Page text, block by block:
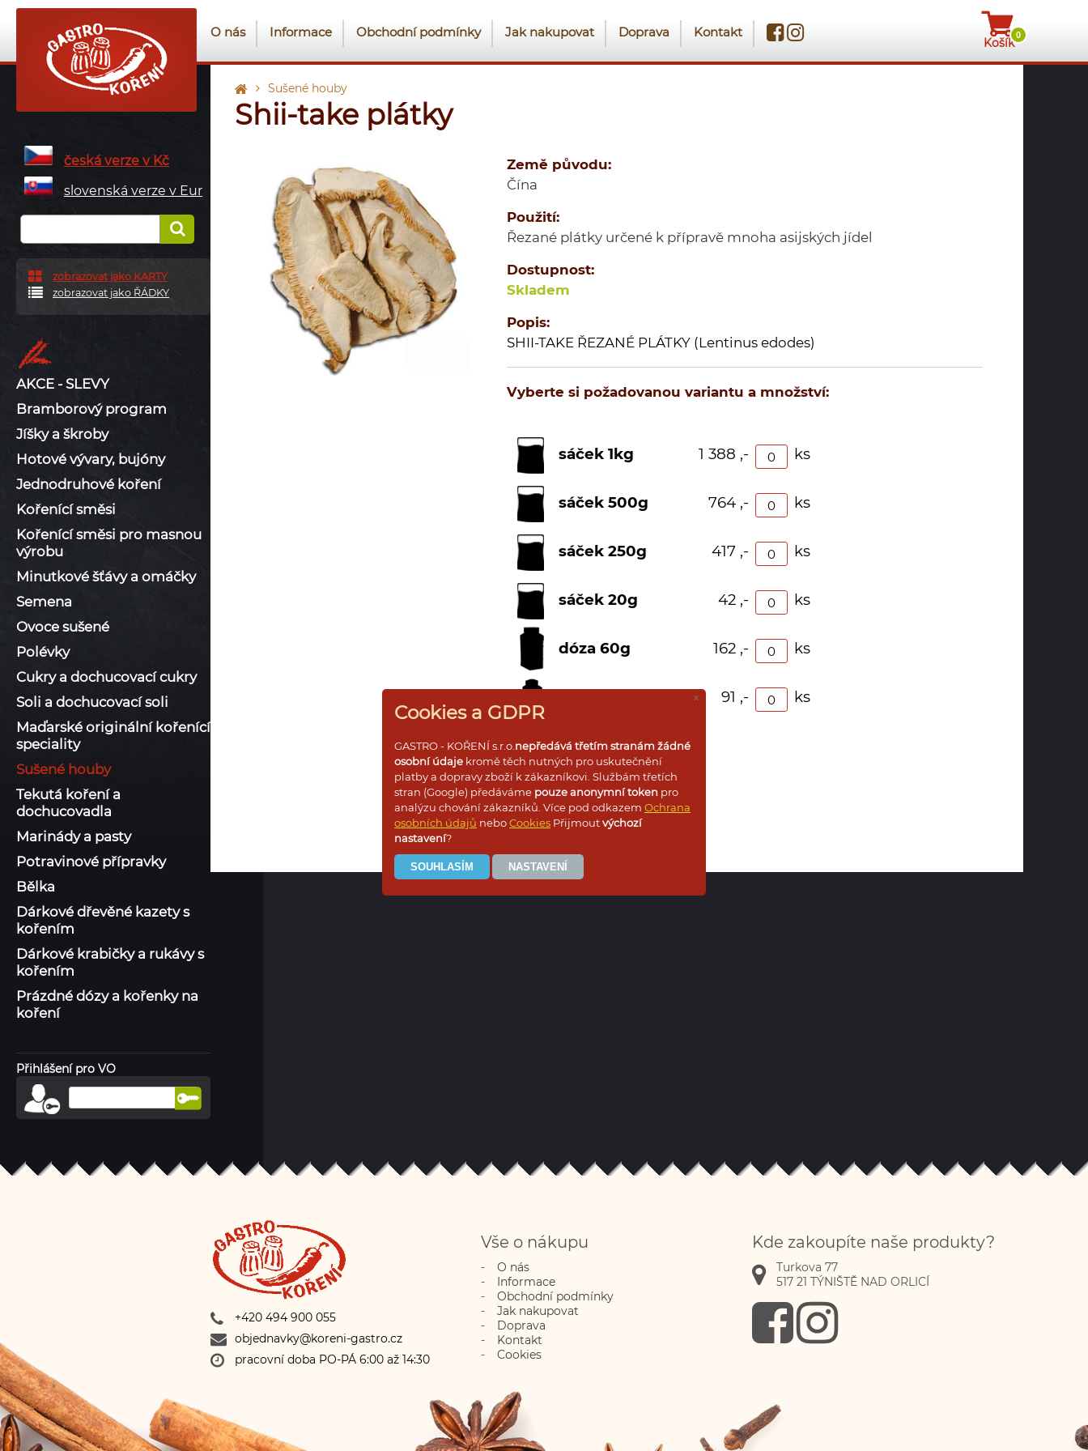
0
Košík
O nás Informace Obchodní podmínky Jak nakupovat Doprava Kontakt
česká verze v Kč
slovenská verze v Eur
zobrazovat jako KARTY
zobrazovat jako ŘÁDKY
AKCE - SLEVY
Bramborový program
Jíšky a škroby
Hotové vývary, bujóny
Jednodruhové koření
Kořenící směsi
Kořenící směsi pro masnou
výrobu
Minutkové šťávy a omáčky
Semena
Ovoce sušené
Polévky
Cukry a dochucovací cukry
Soli a dochucovací soli
Maďarské originální kořenící
speciality
Sušené houby
Tekutá koření a
dochucovadla
Marinády a pasty
Potravinové přípravky
Bělka
Dárkové dřevěné kazety s
kořením
Dárkové krabičky a rukávy s
kořením
Prázdné dózy a kořenky na
koření
Přihlášení pro VO
Sušené houby
Shii-take plátky
Země původu:
Čína
Použití:
Řezané plátky určené k přípravě mnoha asijských jídel
Dostupnost:
Skladem
Popis:
SHII-TAKE ŘEZANÉ PLÁTKY (Lentinus edodes)
Vyberte si požadovanou variantu a množství:
sáček 1kg 1 388 ,- ks
sáček 500g 764 ,- ks
sáček 250g 417 ,- ks
sáček 20g 42 ,- ks
dóza 60g 162 ,- ks
91 ,- ks
+420 494 900 055
objednavky@koreni-gastro.cz
pracovní doba PO-PÁ 6:00 až 14:30
Vše o nákupu
O nás
Informace
Obchodní podmínky
Jak nakupovat
Doprava
Kontakt
Cookies
Kde zakoupíte naše produkty?
Turkova 77
517 21 TÝNIŠTĚ NAD ORLICÍ
x
Cookies a GDPR
GASTRO - KOŘENÍ s.r.o.nepředává třetím stranám žádné
osobní údaje kromě těch nutných pro uskutečnění
platby a dopravy zboží k zákazníkovi. Službám třetích
stran (Google) předáváme pouze anonymní token pro
analýzu chování zákazníků. Více pod odkazem Ochrana
osobních údajů neboCookies Přijmoutvýchozí
nastavení?